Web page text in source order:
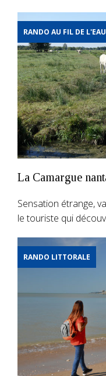
RANDO AU FIL DE L'EAU
La Camargue
Sensation étrange,
le touriste qui
RANDO LITTORALE